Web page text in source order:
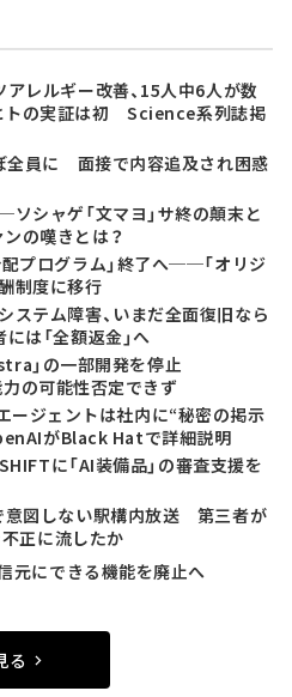
アレルギー改善、15人中6人が数
の実証は初 Science系列誌掲
全員に 面接で内容追及され困惑
シャゲ「文マヨ」サ終の顛末と
の嘆きとは？
配プログラム」終了へ──「オリジ
制度に移行
ステム障害、いまだ全面復旧なら
は「全額返金」へ
」の一部開発を停止
の可能性否定できず
ージェントは社内に“秘密の掲示
がBlack Hatで詳細説明
に「AI装備品」の審査支援を
意図しない駅構内放送 第三者が
正に流したか
元にできる機能を廃止へ
る